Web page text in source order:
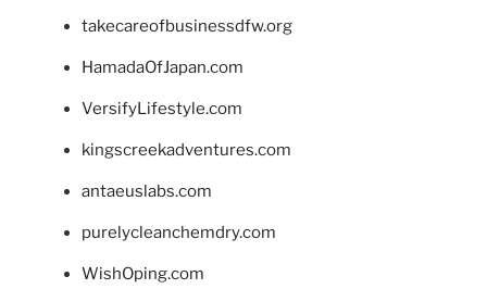
takecareofbusinessdfw.org
HamadaOfJapan.com
VersifyLifestyle.com
kingscreekadventures.com
antaeuslabs.com
purelycleanchemdry.com
WishOping.com